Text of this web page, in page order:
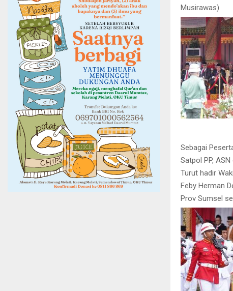
Musirawas)
Sebagai
Satpol PP,
Turut hadir
Feby Herman
Prov Sumsel